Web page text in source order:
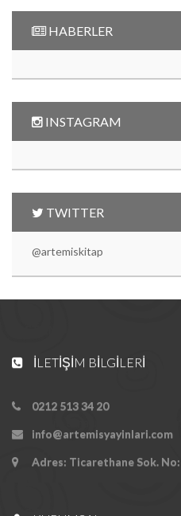
HABERLER
INSTAGRAM
TWITTER
@artemiskitap
İLETIŞIM BILGILERI
0212 513 34 20
info@artemisyayinlari.com
Adres: Ticarethane Sok.